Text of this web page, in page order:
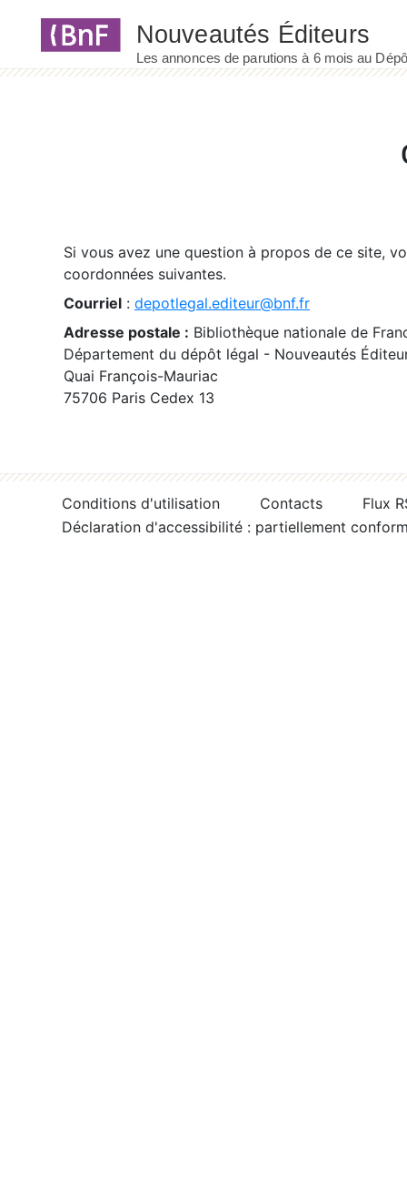
Si vous avez une question à propos de ce site,
coordonnées suivantes.
Courriel : depotlegal.editeur@bnf.fr
Adresse postale : Bibliothèque nationale de
Département du dépôt légal - Nouveautés
Quai François-Mauriac
75706 Paris Cedex 13
Conditions d'utilisation Contacts
Flux
Déclaration d'accessibilité : partiellement